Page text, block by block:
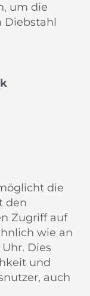
um die
Diebstahl
die
den
Zugriff auf
wie an
Dies
und
auch